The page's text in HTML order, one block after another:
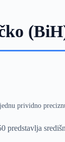
prividno